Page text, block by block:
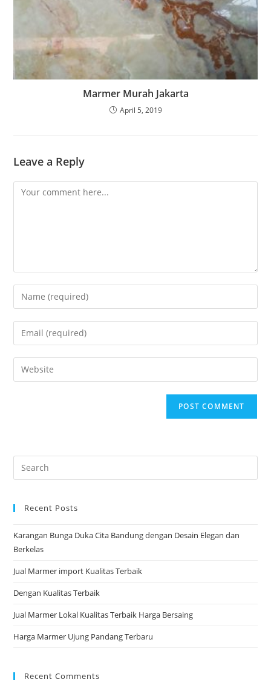
Marmer Murah Jakarta
April 5, 2019
Leave a Reply
Comment
Enter
your
name
comment
Enter
your
email
address
Enter
your
Recent Posts
Karangan Bunga Duka Cita Bandung dengan Desain Elegan dan
Berkelas
Jual Marmer import Kualitas Terbaik
Dengan Kualitas Terbaik
Jual Marmer Lokal Kualitas Terbaik Harga Bersaing
Harga Marmer Ujung Pandang Terbaru
Recent Comments